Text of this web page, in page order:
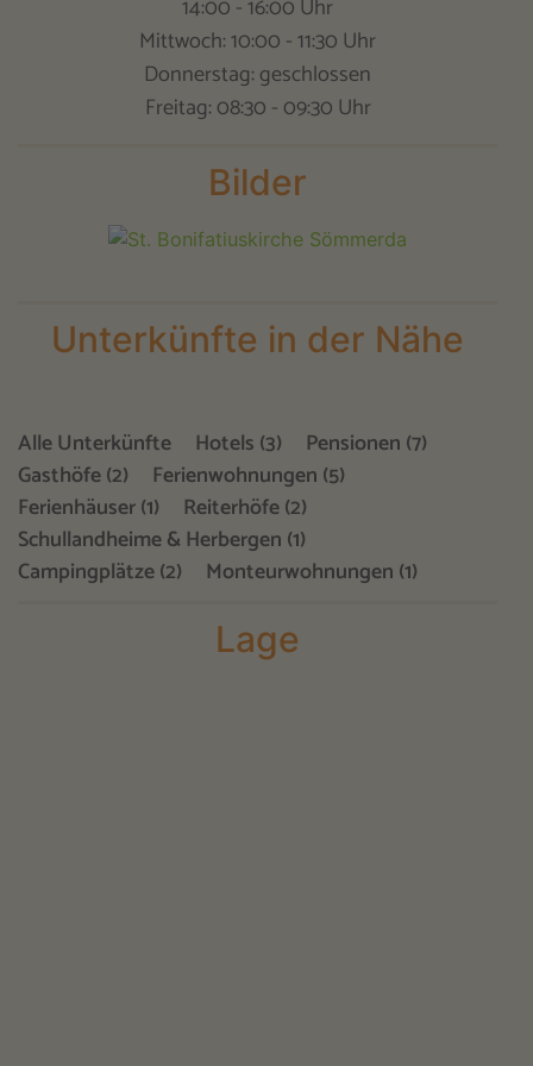
14:00 - 16:00 Uhr
Mittwoch: 10:00 - 11:30 Uhr
Donnerstag: geschlossen
Freitag: 08:30 - 09:30 Uhr
Bilder
Unterkünfte in der Nähe
Alle Unterkünfte Hotels (3)
Pensionen (7)
Gasthöfe (2)
Ferienwohnungen (5)
Ferienhäuser (1)
Reiterhöfe (2)
Schullandheime & Herbergen (1)
Campingplätze (2)
Monteurwohnungen (1)
Lage